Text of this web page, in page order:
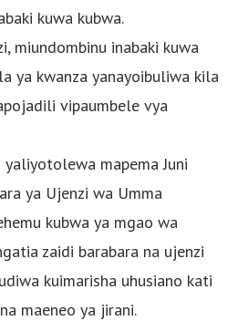
kuwa kubwa.
miundombinu inabaki kuwa
ya kwanza yanayoibuliwa kila
vipaumbele vya
mapema Juni
ya Ujenzi wa Umma
kubwa ya mgao wa
zaidi barabara na ujenzi
kuimarisha uhusiano kati
maeneo ya jirani.